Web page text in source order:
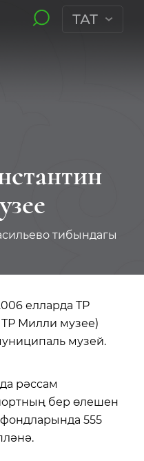
ТАТ
тибындагы
елларда ТР
ТР Милли музее)
музей.
рәссам
бер өлешен
фондларында 555